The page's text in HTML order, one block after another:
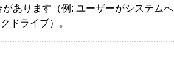
あります（例: ユーザーがシステム
ドライブ）。